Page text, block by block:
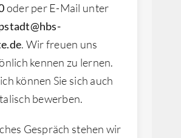
oder per E-Mail unter
. Wir freuen uns
kennen zu lernen.
können Sie sich auch
bewerben.
Gespräch stehen wir